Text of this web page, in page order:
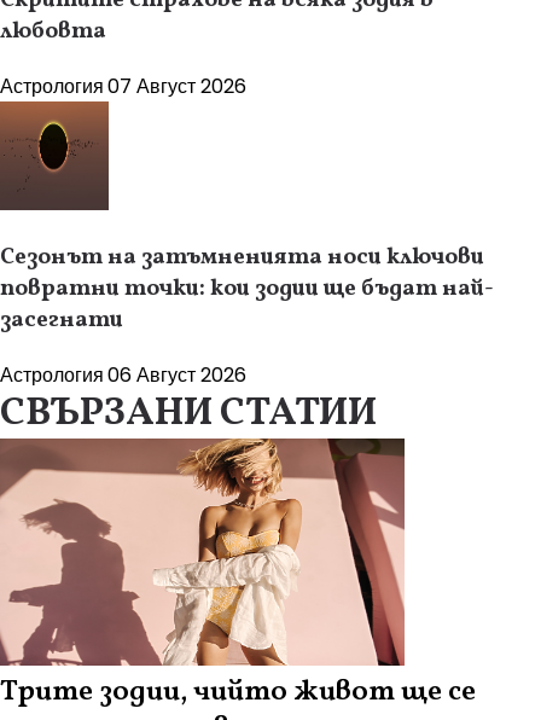
любовта
Астрология07 Август 2026
Сезонът на затъмненията носи ключови
повратни точки: кои зодии ще бъдат най-
засегнати
Астрология06 Август 2026
СВЪРЗАНИ СТАТИИ
Трите зодии, чийто живот ще се